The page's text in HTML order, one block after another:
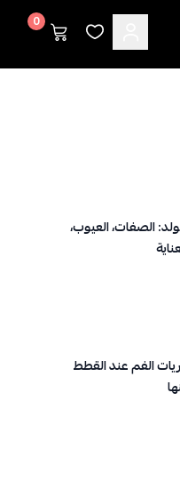
0
الصفات، العيوب،
الفم عند القطط